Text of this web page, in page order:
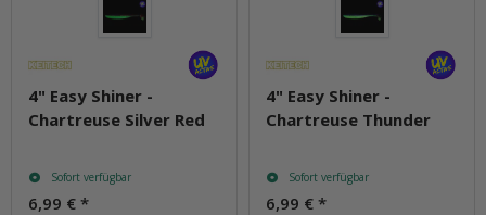
4" Easy Shiner -
Chartreuse Silver Red
Sofort verfügbar
6,99 € *
4" Easy Shiner -
Chartreuse Thunder
Sofort verfügbar
6,99 € *